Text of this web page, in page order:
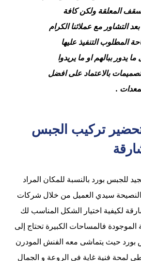
المعلقة ولكن كافة
بعد التشاور مع عملائنا الكرام
المطلوب التنفيذ عليها
ما يدور ببالهم او ما يريدوا
بالاعتماد على افضل
.
تركيب الجبس
للجبس بورد بالنسبة للمكان المراد
سيدي العميل من خلال شركات
لكيفية اختيار الشكل المناسب لك
فالمساحات الكبيرة تحتاج إلى
بورد حيث يتماشى معه الفنش المودرن
لمحة فنية غاية في الروعة و الجمال